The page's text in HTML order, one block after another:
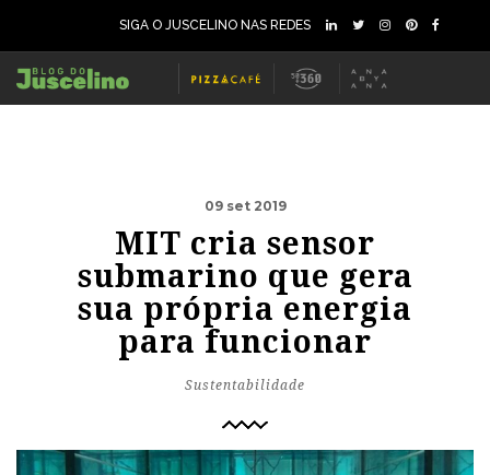
SIGA O JUSCELINO NAS REDES
09 set 2019
MIT cria sensor
submarino que gera
sua própria energia
para funcionar
Sustentabilidade